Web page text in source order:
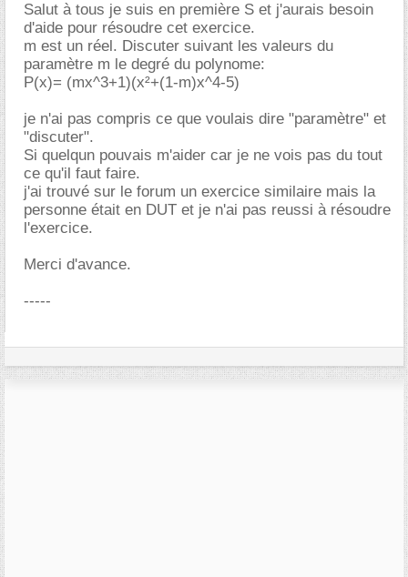
Salut à tous je suis en première S et j'aurais besoin
d'aide pour résoudre cet exercice.
m est un réel. Discuter suivant les valeurs du
paramètre m le degré du polynome:
P(x)= (mx^3+1)(x²+(1-m)x^4-5)
je n'ai pas compris ce que voulais dire "paramètre" et
"discuter".
Si quelqun pouvais m'aider car je ne vois pas du tout
ce qu'il faut faire.
j'ai trouvé sur le forum un exercice similaire mais la
personne était en DUT et je n'ai pas reussi à résoudre
l'exercice.
Merci d'avance.
-----